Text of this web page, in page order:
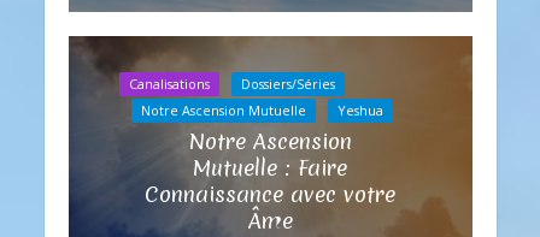
Canalisations
Dossiers/Séries
Notre Ascension Mutuelle
Yeshua
Notre Ascension
Mutuelle : Faire
Connaissance avec votre
Âme